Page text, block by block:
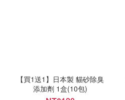
【買1送1】日本製 貓砂除臭
添加劑 1盒(10包)